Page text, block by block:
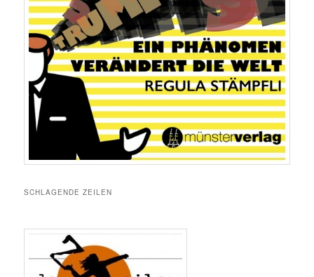
SCHLAGENDE ZEILEN